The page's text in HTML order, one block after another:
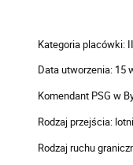
Kategoria placówki:
Data utworzenia: 15
Komendant PSG w
Rodzaj przejścia:
Rodzaj ruchu